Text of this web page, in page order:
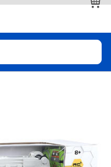
具
查看全部